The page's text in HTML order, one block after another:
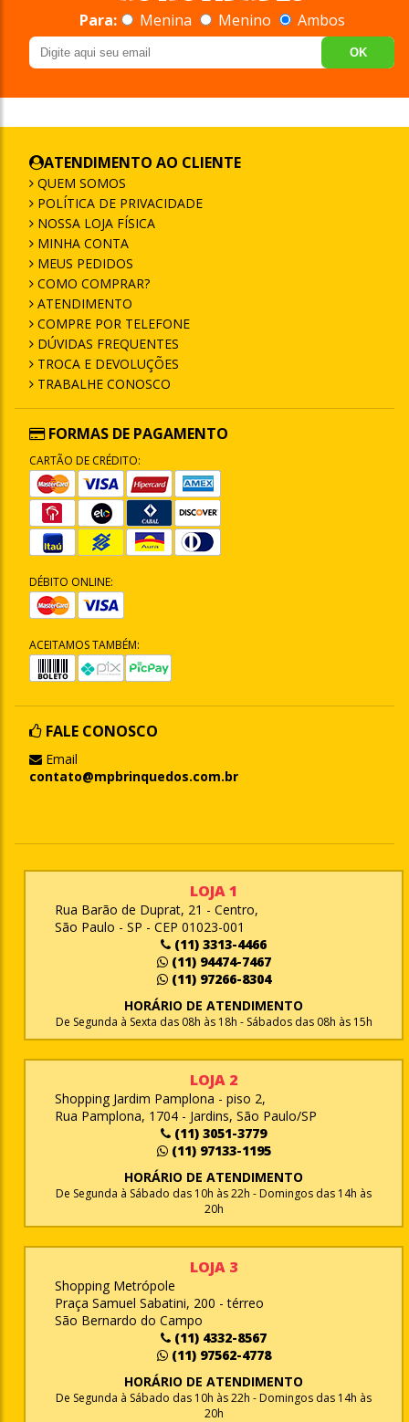
Para: Menina Menino Ambos
OK
ATENDIMENTO AO CLIENTE
QUEM SOMOS
POLÍTICA DE PRIVACIDADE
NOSSA LOJA FÍSICA
MINHA CONTA
MEUS PEDIDOS
COMO COMPRAR?
ATENDIMENTO
COMPRE POR TELEFONE
DÚVIDAS FREQUENTES
TROCA E DEVOLUÇÕES
TRABALHE CONOSCO
FORMAS DE PAGAMENTO
CARTÃO DE CRÉDITO:
DÉBITO ONLINE:
ACEITAMOS TAMBÉM:
FALE CONOSCO
Email
contato@mpbrinquedos.com.br
LOJA 1
Rua Barão de Duprat, 21 - Centro,
São Paulo - SP - CEP 01023-001
(11) 3313-4466
(11) 94474-7467
(11) 97266-8304
HORÁRIO DE ATENDIMENTO
De Segunda à Sexta das 08h às 18h - Sábados das 08h às 15h
LOJA 2
Shopping Jardim Pamplona - piso 2,
Rua Pamplona, 1704 - Jardins, São Paulo/SP
(11) 3051-3779
(11) 97133-1195
HORÁRIO DE ATENDIMENTO
De Segunda à Sábado das 10h às 22h - Domingos das 14h às
20h
LOJA 3
Shopping Metrópole
Praça Samuel Sabatini, 200 - térreo
São Bernardo do Campo
(11) 4332-8567
(11) 97562-4778
HORÁRIO DE ATENDIMENTO
De Segunda à Sábado das 10h às 22h - Domingos das 14h às
20h